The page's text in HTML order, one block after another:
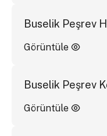
Buselik Peşrev
Görüntüle
Buselik Peşrev
Görüntüle